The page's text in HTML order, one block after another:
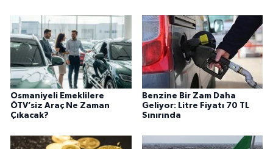
Osmaniyeli Emeklilere
ÖTV’siz Araç Ne Zaman
Çıkacak?
Benzine Bir Zam Daha
Geliyor: Litre Fiyatı 70 TL
Sınırında